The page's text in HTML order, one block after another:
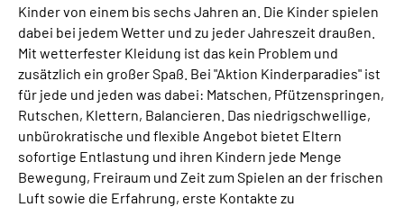
Kinder von einem bis sechs Jahren an. Die Kinder spielen
dabei bei jedem Wetter und zu jeder Jahreszeit draußen.
Mit wetterfester Kleidung ist das kein Problem und
zusätzlich ein großer Spaß. Bei "Aktion Kinderparadies" ist
für jede und jeden was dabei: Matschen, Pfützenspringen,
Rutschen, Klettern, Balancieren. Das niedrigschwellige,
unbürokratische und flexible Angebot bietet Eltern
sofortige Entlastung und ihren Kindern jede Menge
Bewegung, Freiraum und Zeit zum Spielen an der frischen
Luft sowie die Erfahrung, erste Kontakte zu